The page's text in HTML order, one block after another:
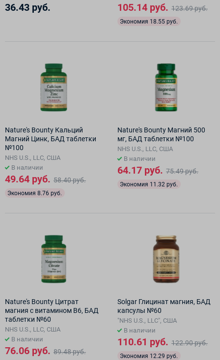
36.43 руб. 105.14 руб. 123.69 руб.
Экономия 18.55 руб.
Nature's Bounty Кальций
Магний Цинк, БАД таблетки
№100
NHS U.S., LLC, США
В наличии
49.64 руб. 58.40 руб.
Экономия 8.76 руб.
Nature's Bounty Магний 500
мг, БАД таблетки №100
NHS U.S., LLC, США
В наличии
64.17 руб. 75.49 руб.
Экономия 11.32 руб.
Nature's Bounty Цитрат
магния с витамином В6, БАД
таблетки №60
NHS U.S., LLC, США
В наличии
76.06 руб. 89.48 руб.
Solgar Глицинат магния, БАД
капсулы №60
"NHS U.S., LLC", США
В наличии
110.61 руб. 122.90 руб.
Экономия 12.29 руб.